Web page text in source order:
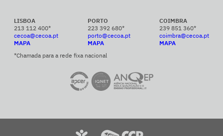
LISBOA
213 112 400*
cecoa@cecoa.pt
MAPA
PORTO
223 392 680*
porto@cecoa.pt
MAPA
COIMBRA
239 851 360*
coimbra@cecoa.pt
MAPA
*Chamada para a rede fixa nacional